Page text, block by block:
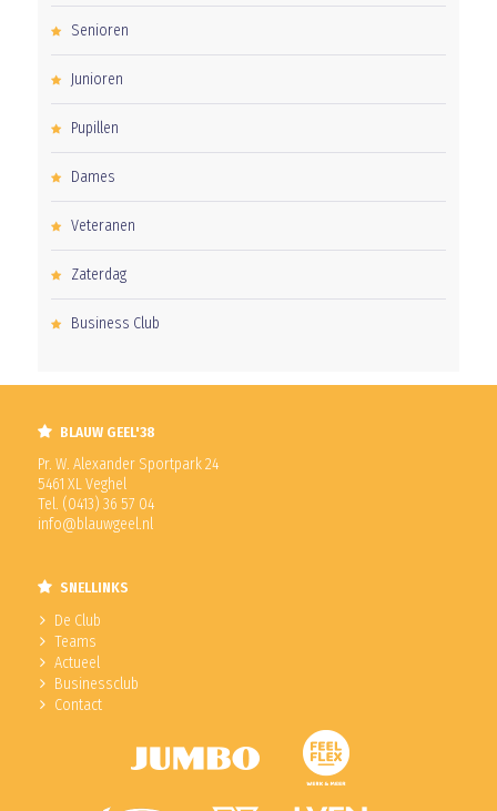
Senioren
Junioren
Pupillen
Dames
Veteranen
Zaterdag
Business Club
BLAUW GEEL'38
Pr. W. Alexander Sportpark 24
5461 XL Veghel
Tel. (0413) 36 57 04
info@blauwgeel.nl
SNELLINKS
De Club
Teams
Actueel
Businessclub
Contact